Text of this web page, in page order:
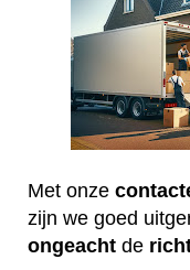
Met onze
zijn we goed
ongeacht de